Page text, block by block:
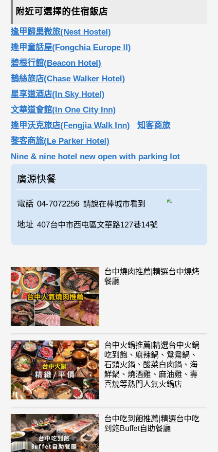
附近可選擇的住宿飯店
逢甲歸巢微旅(Nest Hostel)
逢甲童話屋(Fongchia Europe II)
碧根行館(Beacon Hotel)
鵲絲旅店(Chase Walker Hotel)
星享道酒店(In Sky Hotel)
文華道會館(In One City Inn)
逢甲沃克旅店(Fengjia Walk Inn)
知客商旅
黎客商旅(Le Parker Hotel)
Nine & nine hotel new open with parking lot
廣源快餐
電話 04-7072256 請說在棒城市看到
地址 407台中市西屯區文華路127巷14號
台中燒肉推薦|精選台中燒烤
餐廳
台中火鍋推薦|精選台中火鍋
吃到飽、麻辣鍋、鴛鴦鍋、
石頭火鍋、酸菜白肉鍋、海
鮮鍋、燒酒雞、麻油雞、壽
喜燒等熱門人氣火鍋店
台中吃到飽推薦|精選台中吃
到飽Buffet自助餐廳